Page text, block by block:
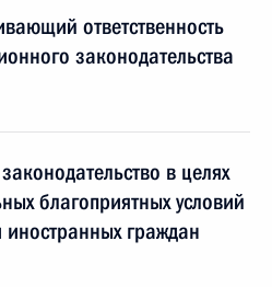
ответственность
законодательства
в целях
благоприятных условий
иностранных граждан